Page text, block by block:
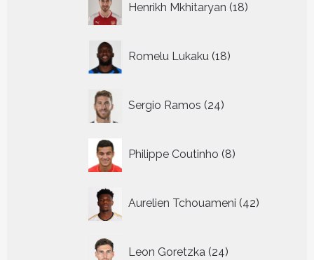
Henrikh Mkhitaryan 18
producten
Romelu Lukaku 18
producten
Sergio Ramos 24
producten
Philippe Coutinho 8
producten
Aurelien Tchouameni 42
producten
Leon Goretzka 24